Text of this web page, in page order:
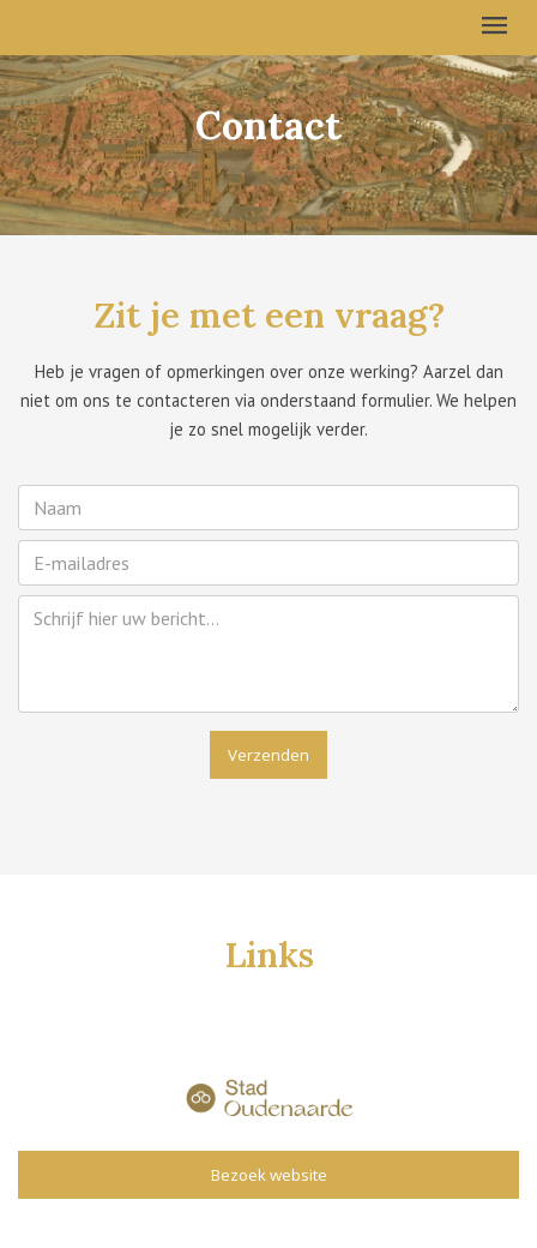
Contact
Zit je met een vraag?
Heb je vragen of opmerkingen over onze werking? Aarzel dan
niet om ons te contacteren via onderstaand formulier. We helpen
je zo snel mogelijk verder.
Verzenden
Links
Bezoek website